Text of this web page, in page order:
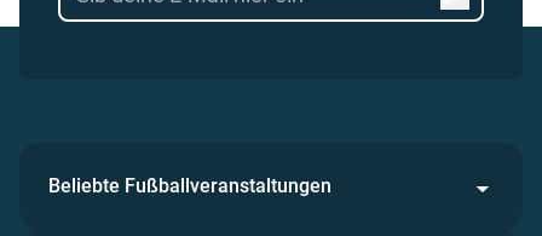
Beliebte Fußballveranstaltungen